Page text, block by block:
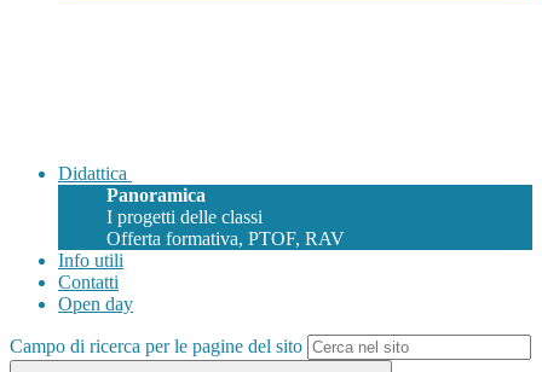
Didattica
Panoramica
I progetti delle classi
Offerta formativa, PTOF, RAV
Info utili
Contatti
Open day
Campo di ricerca per le pagine del sito